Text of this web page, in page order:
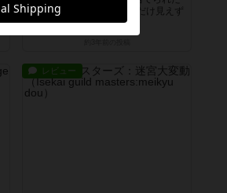
数字の組み合わせ(自分のだけ見えず
他人...
レビュー